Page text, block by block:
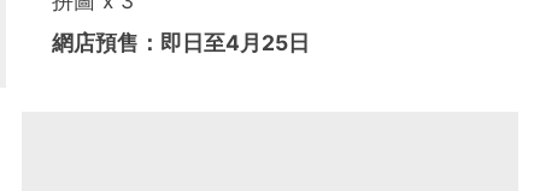
網店預售：即日至4月25日